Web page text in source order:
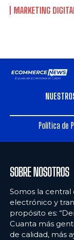
MARKETING
Política de
SOBRE NOSOTROS
Somos la
electrónico y
propósito es:
Cuanta más
de calidad, más